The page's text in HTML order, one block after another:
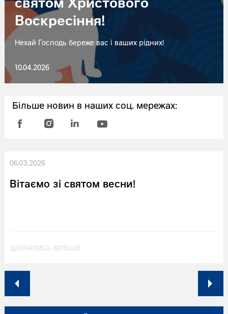
святом Христового
Воскресіння!
Нехай Господь береже вас і ваших рідних!
10.04.2026
Більше новин в наших соц. мережах:
06.03.2026
Вітаємо зі святом весни!
ДІЗНАТИСЬ БІЛЬШЕ